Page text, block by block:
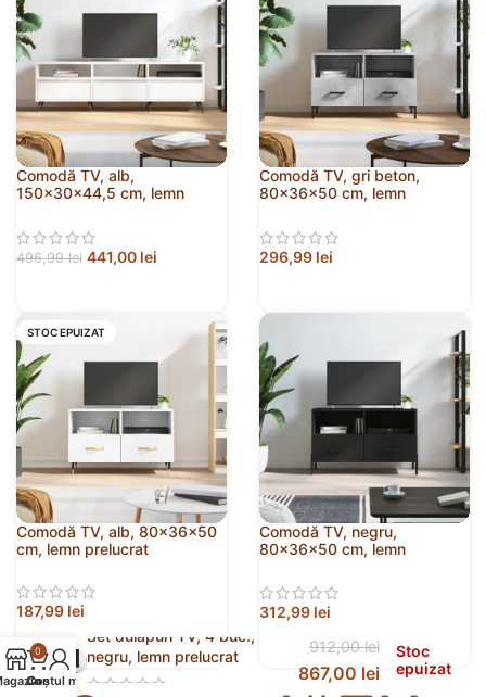
Comodă TV, alb,
150x30x44,5 cm, lemn
496,99lei 441,00 lei
Comodă TV, gri beton,
80x36x50 cm, lemn
296,99 lei
STOC EPUIZAT
Comodă TV, alb, 80x36x50
cm, lemn prelucrat
187,99 lei
Comodă TV, negru,
80x36x50 cm, lemn
312,99 lei
Set dulapuri TV, 4 buc.,
negru, lemn prelucrat
912,00lei
867,00 lei
Stoc
epuizat
0
Coș
Contul meu